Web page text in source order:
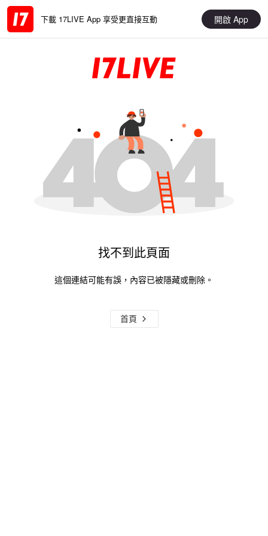
下載 17LIVE App 享受更直接互動 開啟 App
找不到此頁面
這個連結可能有誤，內容已被隱藏或刪除。
首頁